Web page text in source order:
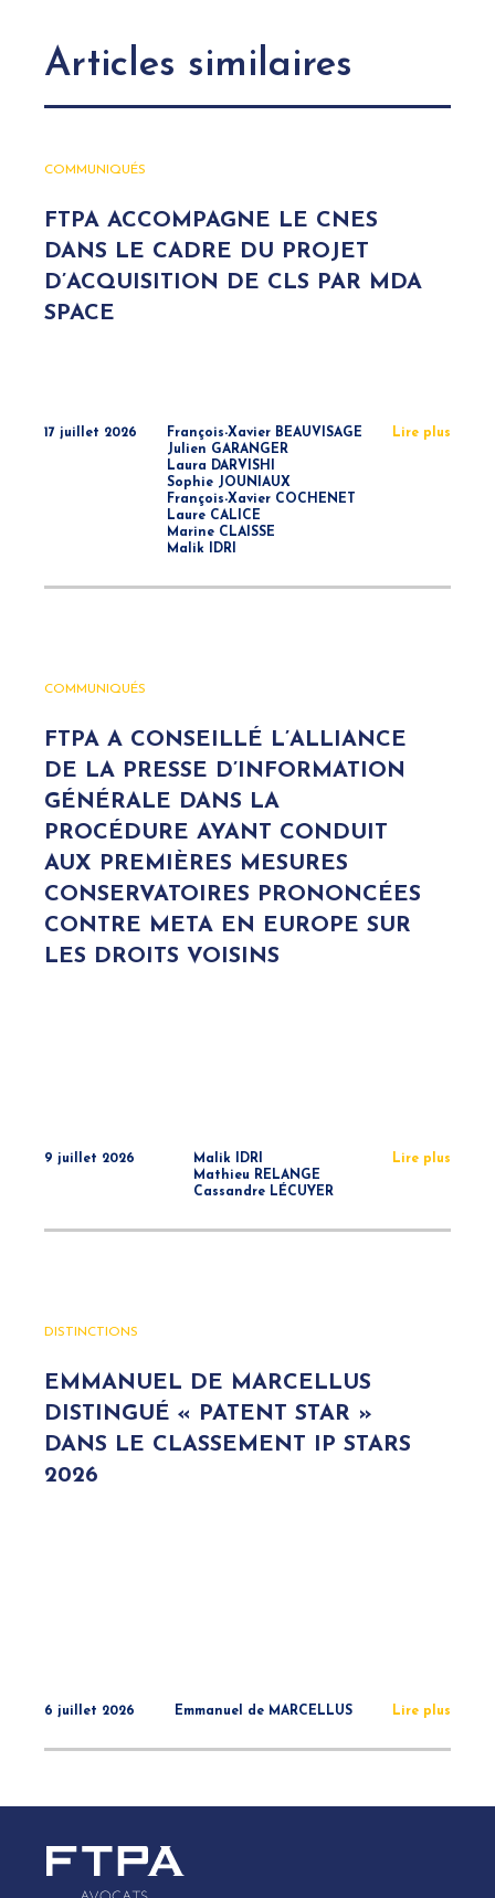
Articles similaires
COMMUNIQUÉS
FTPA ACCOMPAGNE LE CNES
DANS LE CADRE DU PROJET
D’ACQUISITION DE CLS PAR MDA
SPACE
17 juillet 2026
François-Xavier BEAUVISAGE
Julien GARANGER
Laura DARVISHI
Sophie JOUNIAUX
François-Xavier COCHENET
Laure CALICE
Marine CLAISSE
Malik IDRI
Lire plus
COMMUNIQUÉS
FTPA A CONSEILLÉ L’ALLIANCE
DE LA PRESSE D’INFORMATION
GÉNÉRALE DANS LA
PROCÉDURE AYANT CONDUIT
AUX PREMIÈRES MESURES
CONSERVATOIRES PRONONCÉES
CONTRE META EN EUROPE SUR
LES DROITS VOISINS
9 juillet 2026
Malik IDRI
Mathieu RELANGE
Cassandre LÉCUYER
Lire plus
DISTINCTIONS
EMMANUEL DE MARCELLUS
DISTINGUÉ « PATENT STAR »
DANS LE CLASSEMENT IP STARS
2026
6 juillet 2026 Emmanuel de MARCELLUS Lire plus